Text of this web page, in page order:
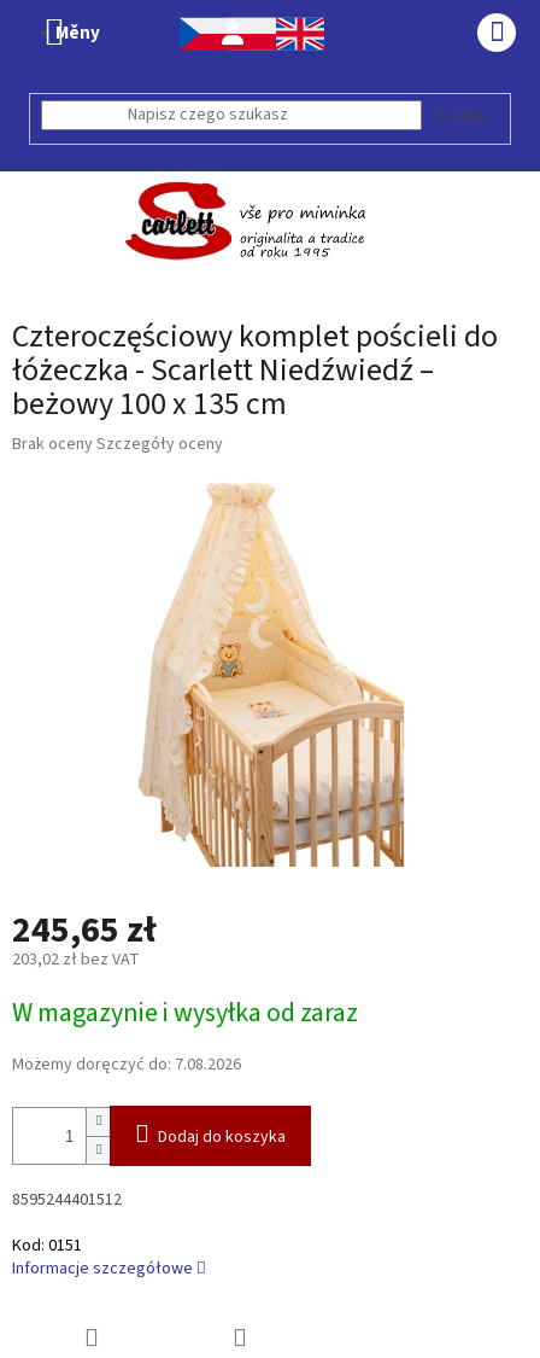
Měny
SZUKAJ
Czteroczęściowy komplet pościeli do
łóżeczka - Scarlett Niedźwiedź –
beżowy 100 x 135 cm
Średnia
Brak ocenySzczegóły oceny
245,65 zł
203,02 zł bez VAT
jednostkowa:
W magazynie i wysyłka od zaraz
Możemy doręczyć do: 7.08.2026
Dodaj do koszyka
8595244401512
Kod: 0151
Informacje szczegółowe